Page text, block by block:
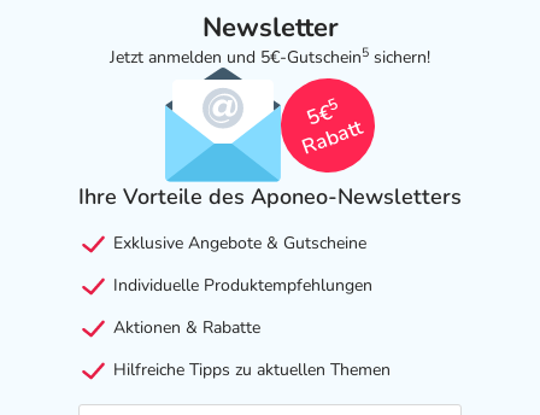
Newsletter
Jetzt anmelden und 5€-Gutschein5 sichern!
5€
5
Rabatt
Ihre Vorteile des Aponeo-Newsletters
Exklusive Angebote & Gutscheine
Individuelle Produktempfehlungen
Aktionen & Rabatte
Hilfreiche Tipps zu aktuellen Themen